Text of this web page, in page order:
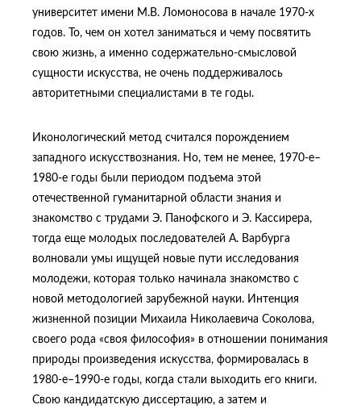
университет имени М.В. Ломоносова в начале 1970-х
годов. То, чем он хотел заниматься и чему посвятить
свою жизнь, а именно содержательно-смысловой
сущности искусства, не очень поддерживалось
авторитетными специалистами в те годы.
Иконологический метод считался порождением
западного искусствознания. Но, тем не менее, 1970-е–
1980-е годы были периодом подъема этой
отечественной гуманитарной области знания и
знакомство с трудами Э. Панофского и Э. Кассирера,
тогда еще молодых последователей А. Варбурга
волновали умы ищущей новые пути исследования
молодежи, которая только начинала знакомство с
новой методологией зарубежной науки. Интенция
жизненной позиции Михаила Николаевича Соколова,
своего рода «своя философия» в отношении понимания
природы произведения искусства, формировалась в
1980-е–1990-е годы, когда стали выходить его книги.
Свою кандидатскую диссертацию, а затем и